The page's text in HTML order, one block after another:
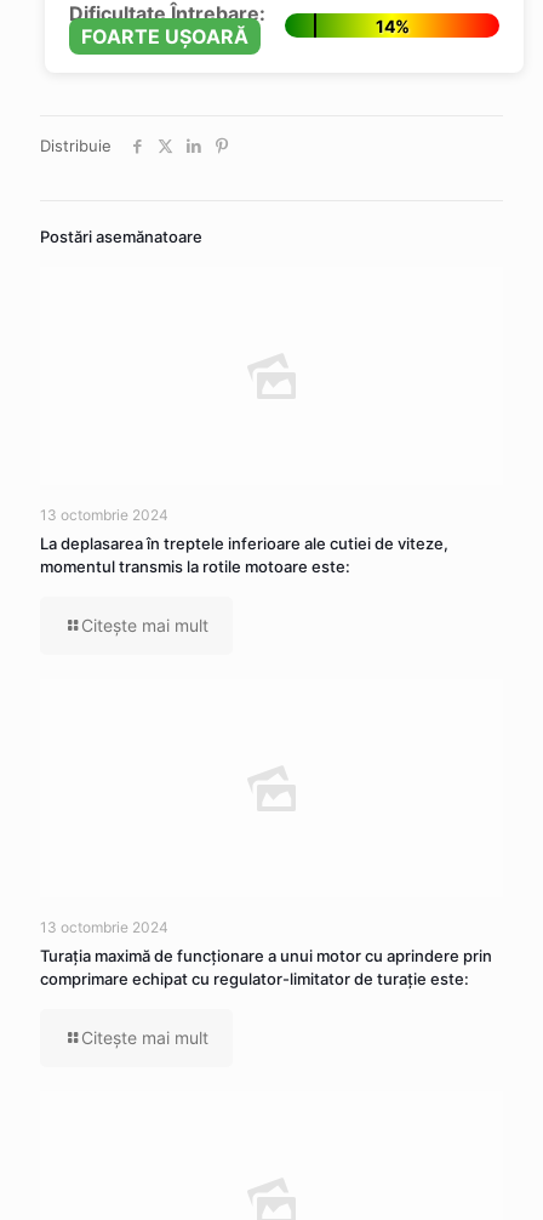
Dificultate Întrebare:
FOARTE UȘOARĂ
14%
Distribuie
Postări asemănatoare
13 octombrie 2024
La deplasarea în treptele inferioare ale cutiei de viteze,
momentul transmis la rotile motoare este:
Citeşte mai mult
13 octombrie 2024
Turația maximă de funcționare a unui motor cu aprindere prin
comprimare echipat cu regulator-limitator de turație este:
Citeşte mai mult